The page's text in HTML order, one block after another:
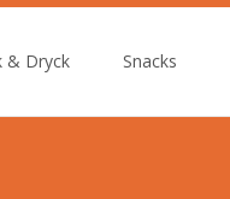
& Dryck Snacks